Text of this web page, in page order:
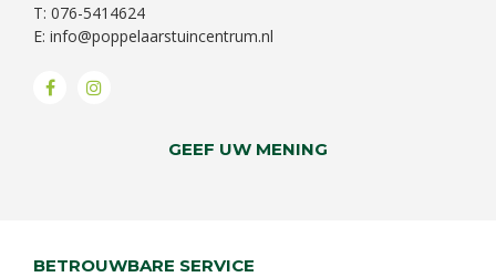
T: 076-5414624
E: info@poppelaarstuincentrum.nl
GEEF UW MENING
BETROUWBARE SERVICE